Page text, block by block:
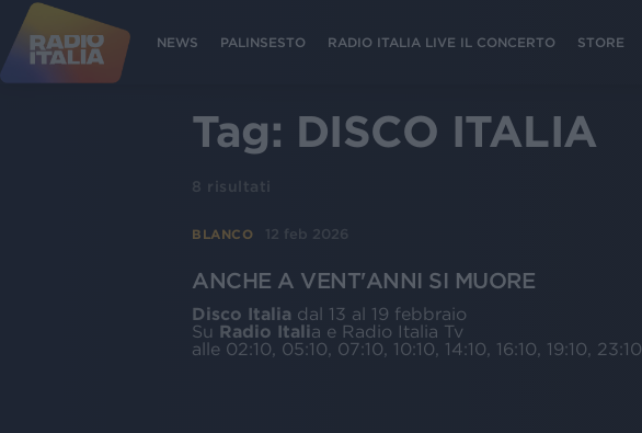
NEWS PALINSESTO RADIO ITALIA LIVE IL CONCERTO STORE
Tag: DISCO ITALIA
8 risultati
BLANCO 12 feb 2026
ANCHE A VENT'ANNI SI MUORE
Disco Italia dal 13 al 19 febbraio
Su Radio Italia e Radio Italia Tv
alle 02:10, 05:10, 07:10, 10:10, 14:10, 16:10, 19:10, 23:10